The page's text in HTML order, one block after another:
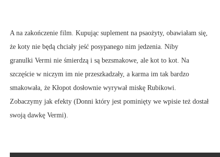
A na zakończenie film. Kupując suplement na psaożyty, obawiałam się,
że koty nie będą chciały jeść posypanego nim jedzenia. Niby
granulki Vermi nie śmierdzą i są bezsmakowe, ale kot to kot. Na
szczęście w niczym im nie przeszkadzały, a karma im tak bardzo
smakowała, że Kłopot dosłownie wyrywał miskę Rubikowi.
Zobaczymy jak efekty (Donni który jest pominięty we wpisie też dostał
swoją dawkę Vermi).